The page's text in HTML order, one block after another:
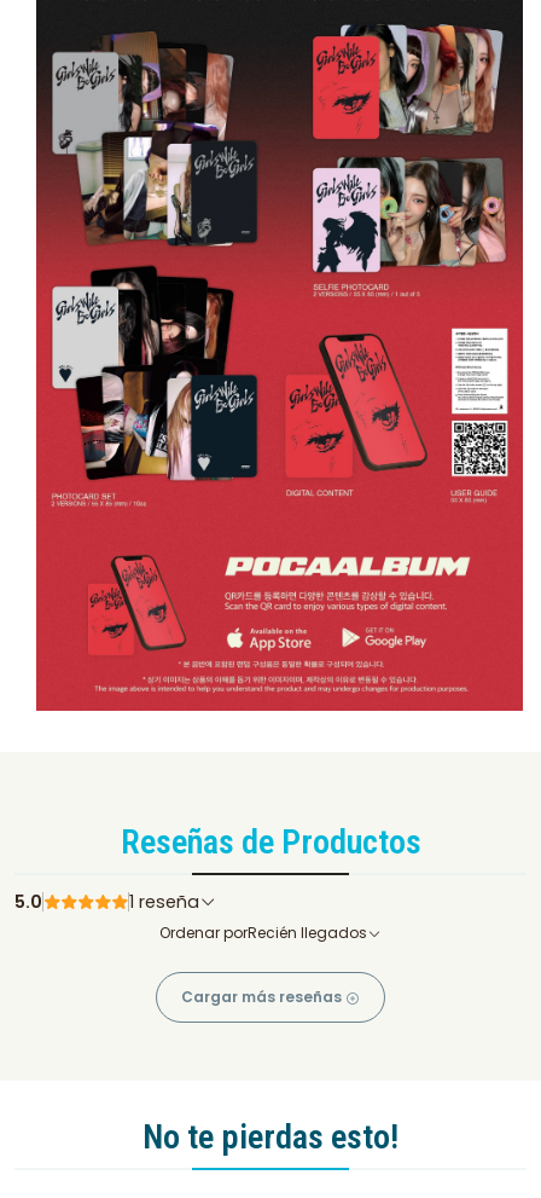
Reseñas de Productos
5.0 1 reseña
Ordenar porRecién llegados
Cargar más reseñas
No te pierdas esto!